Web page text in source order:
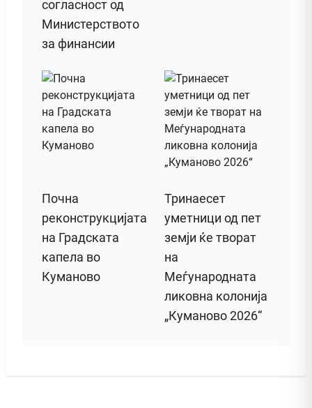
согласност од
Министерството
за финансии
Почна
реконструкцијата
на Градската
капела во
Куманово
Тринаесет
уметници од пет
земји ќе творат
на
Меѓународната
ликовна колонија
„Куманово 2026“